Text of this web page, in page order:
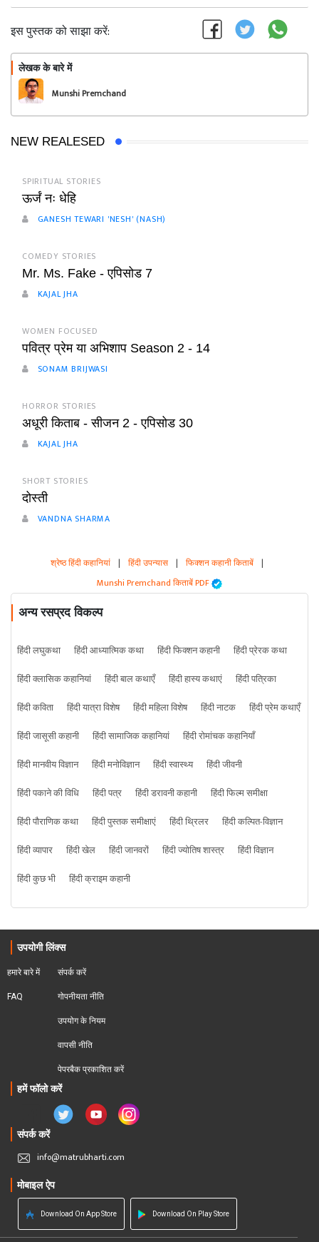
इस पुस्तक को साझा करें:
लेखक के बारे में
Munshi Premchand
NEW REALESED
SPIRITUAL STORIES
ऊर्जं नः धेहि
GANESH TEWARI 'NESH' (NASH)
COMEDY STORIES
Mr. Ms. Fake - एपिसोड 7
KAJAL JHA
WOMEN FOCUSED
पवित्र प्रेम या अभिशाप Season 2 - 14
SONAM BRIJWASI
HORROR STORIES
अधूरी किताब - सीजन 2 - एपिसोड 30
KAJAL JHA
SHORT STORIES
दोस्ती
VANDNA SHARMA
श्रेष्ठ हिंदी कहानियां | हिंदी उपन्यास | फिक्शन कहानी किताबें |
Munshi Premchand किताबें PDF
अन्य रसप्रद विकल्प
हिंदी लघुकथा हिंदी आध्यात्मिक कथा हिंदी फिक्शन कहानी
हिंदी प्रेरक कथा
हिंदी क्लासिक कहानियां
हिंदी बाल कथाएँ हिंदी हास्य कथाएं
हिंदी पत्रिका
हिंदी कविता
हिंदी यात्रा विशेष हिंदी महिला विशेष हिंदी नाटक
हिंदी प्रेम कथाएँ
हिंदी जासूसी कहानी
हिंदी सामाजिक कहानियां
हिंदी रोमांचक कहानियाँ
हिंदी मानवीय विज्ञान
हिंदी मनोविज्ञान हिंदी स्वास्थ्य
हिंदी जीवनी
हिंदी पकाने की विधि
हिंदी पत्र हिंदी डरावनी कहानी
हिंदी फिल्म समीक्षा
हिंदी पौराणिक कथा
हिंदी पुस्तक समीक्षाएं हिंदी थ्रिलर
हिंदी कल्पित-विज्ञान
हिंदी व्यापार
हिंदी खेल हिंदी जानवरों हिंदी ज्योतिष शास्त्र
हिंदी विज्ञान
हिंदी कुछ भी
हिंदी क्राइम कहानी
उपयोगी लिंक्स
हमारे बारे में
FAQ
संपर्क करें
गोपनीयता नीति
उपयोग के नियम
वापसी नीति
पेपरबैक प्रकाशित करें
हमें फॉलो करें
संपर्क करें
info@matrubharti.com
मोबाइल ऐप
Download On App Store Download On Play Store